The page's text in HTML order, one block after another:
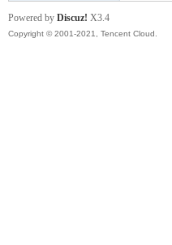
Powered by Discuz! X3.4
Copyright © 2001-2021, Tencent Cloud.